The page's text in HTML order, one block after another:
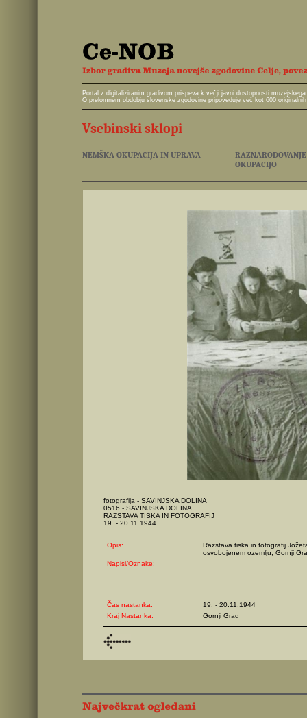
Portal z digitaliziranim gradivom prispeva k večji javni dostopnosti
O prelomnem obdobju slovenske zgodovine pripoveduje več kot 600
Vsebinski sklopi
NEMŠKA OKUPACIJA IN UPRAVA
OKUPACIJO
fotografija - SAVINJSKA DOLINA
0516 - SAVINJSKA DOLINA
RAZSTAVA TISKA IN FOTOGRAFIJ
19. - 20.11.1944
Opis:
Razstava tiska in fotografij
osvobojenem ozemlju, Gornji
Napisi/Oznake:
Čas nastanka:
19. - 20.11.1944
Kraj Nastanka:
Gornji Grad